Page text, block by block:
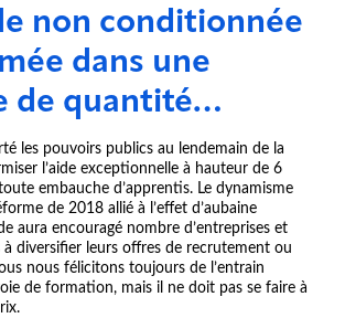
non conditionnée
dans une
de quantité…
les pouvoirs publics au lendemain de la
l’aide exceptionnelle à hauteur de 6
embauche d’apprentis. Le dynamisme
de 2018 allié à l’effet d’aubaine
aura encouragé nombre d’entreprises et
à diversifier leurs offres de recrutement ou
nous félicitons toujours de l’entrain
de formation, mais il ne doit pas se faire à